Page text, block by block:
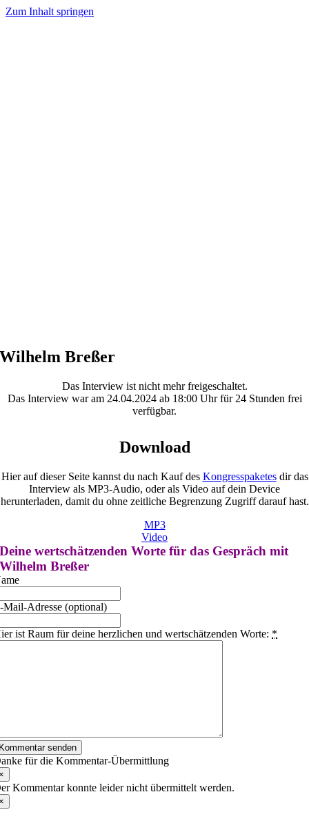
Zum Inhalt springen
Wilhelm Breßer
Das Interview ist nicht mehr freigeschaltet.
Das Interview war am 24.04.2024 ab 18:00 Uhr für 24 Stunden frei
verfügbar.
Download
Hier auf dieser Seite kannst du nach Kauf des Kongresspaketesdir das
Interview als MP3-Audio, oder als Video auf dein Device
herunterladen, damit du ohne zeitliche Begrenzung Zugriff darauf hast.
MP3
Video
Deine wertschätzenden Worte für das Gespräch mit
Wilhelm Breßer
Mail-Adresse (optional)
ist Raum für deine herzlichen und wertschätzenden Worte: *
senden
für die Kommentar-Übermittlung
Kommentar konnte leider nicht übermittelt werden.